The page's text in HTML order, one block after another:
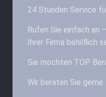
24 Stunden Service
Rufen Sie einfach an
Ihrer Firma behilflich
Sie möchten TOP
Wir beraten Sie gerne.